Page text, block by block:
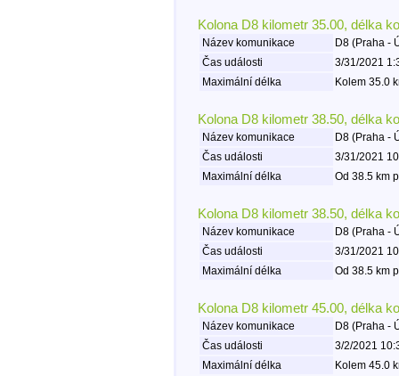
Kolona D8 kilometr 35.00, délka
Název komunikace
D8 (Praha -
Čas události
3/31/2021
Maximální délka
Kolem 35.0
Kolona D8 kilometr 38.50, délka
Název komunikace
D8 (Praha -
Čas události
3/31/2021
Maximální délka
Od 38.5 km
Kolona D8 kilometr 38.50, délka
Název komunikace
D8 (Praha -
Čas události
3/31/2021
Maximální délka
Od 38.5 km
Kolona D8 kilometr 45.00, délka
Název komunikace
D8 (Praha -
Čas události
3/2/2021
Maximální délka
Kolem 45.0